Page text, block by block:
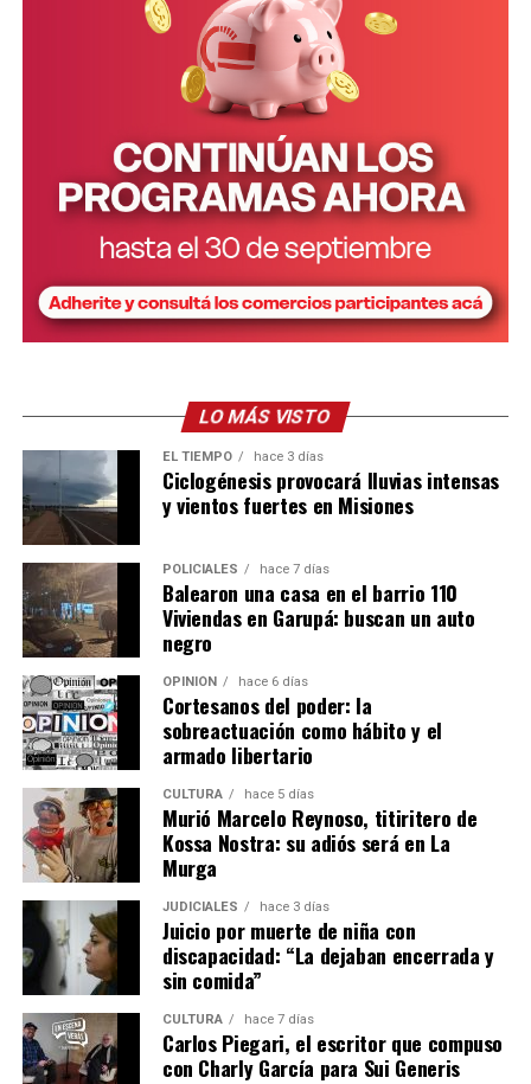
Corral junto a Passalacqua y Arrúa
Ver esta publicación en Instagram
Una publicación compartida por EMiPA (@emipaok)
LO MÁS VISTO
EL TIEMPO hace 3 días
Ciclogénesis provocará lluvias intensas
y vientos fuertes en Misiones
POLICIALES hace 7 días
Balearon una casa en el barrio 110
Viviendas en Garupá: buscan un auto
negro
OPINIÓN hace 6 días
Cortesanos del poder: la
sobreactuación como hábito y el
armado libertario
CULTURA hace 5 días
Murió Marcelo Reynoso, titiritero de
Kossa Nostra: su adiós será en La
Murga
JUDICIALES hace 3 días
Juicio por muerte de niña con
discapacidad: “La dejaban encerrada y
sin comida”
CULTURA hace 7 días
Carlos Piegari, el escritor que compuso
con Charly García para Sui Generis